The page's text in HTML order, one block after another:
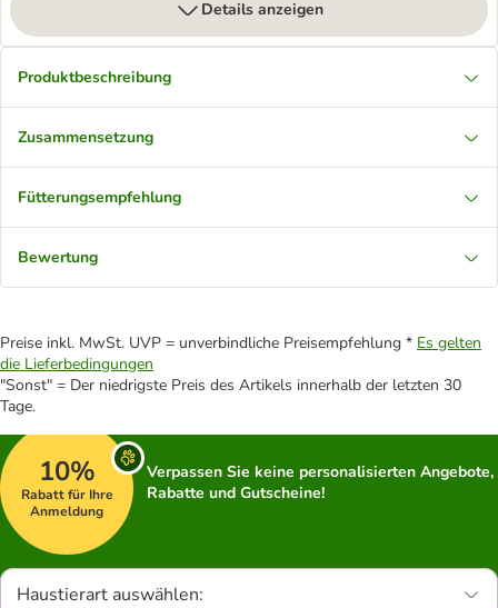
Details anzeigen
Produktbeschreibung
Zusammensetzung
Fütterungsempfehlung
Bewertung
Preise inkl. MwSt. UVP = unverbindliche Preisempfehlung * Es gelten
die Lieferbedingungen
"Sonst" = Der niedrigste Preis des Artikels innerhalb der letzten 30
Tage.
10%
Rabatt für Ihre
Anmeldung
Verpassen Sie keine personalisierten Angebote,
Rabatte und Gutscheine!
Haustierart auswählen: